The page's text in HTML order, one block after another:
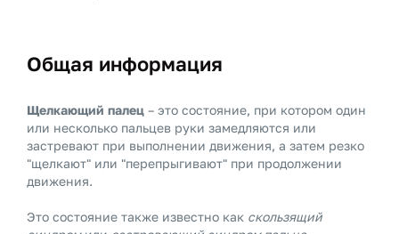
Общая информация
Щелкающий палец – это состояние, при котором один
или несколько пальцев руки замедляются или
застревают при выполнении движения, а затем резко
"щелкают" или "перепрыгивают" при продолжении
движения.
Это состояние также известно как скользящий